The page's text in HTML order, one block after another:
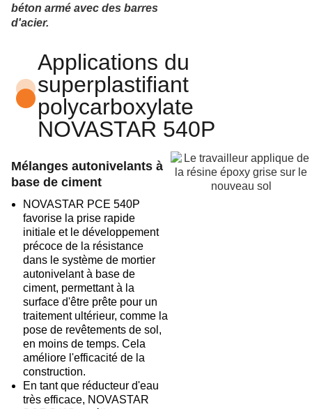
béton armé avec des barres
d'acier.
Applications du
superplastifiant
polycarboxylate
NOVASTAR 540P
Mélanges autonivelants à
base de ciment
NOVASTAR PCE 540P
favorise la prise rapide
initiale et le développement
précoce de la résistance
dans le système de mortier
autonivelant à base de
ciment, permettant à la
surface d'être prête pour un
traitement ultérieur, comme la
pose de revêtements de sol,
en moins de temps. Cela
améliore l'efficacité de la
construction.
En tant que réducteur d'eau
très efficace, NOVASTAR